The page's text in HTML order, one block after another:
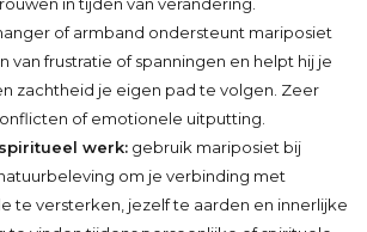
of armband ondersteunt mariposiet
van frustratie of spanningen en helpt hij je
zachtheid je eigen pad te volgen. Zeer
of emotionele uitputting.
werk: gebruik mariposiet bij
om je verbinding met
te versterken, jezelf te aarden en innerlijke